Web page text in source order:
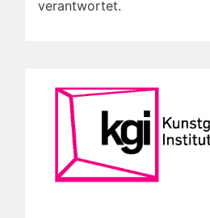
verantwortet.